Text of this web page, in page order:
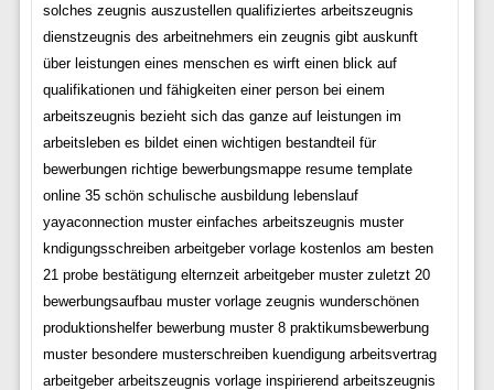
solches zeugnis auszustellen qualifiziertes arbeitszeugnis
dienstzeugnis des arbeitnehmers ein zeugnis gibt auskunft
über leistungen eines menschen es wirft einen blick auf
qualifikationen und fähigkeiten einer person bei einem
arbeitszeugnis bezieht sich das ganze auf leistungen im
arbeitsleben es bildet einen wichtigen bestandteil für
bewerbungen richtige bewerbungsmappe resume template
online 35 schön schulische ausbildung lebenslauf
yayaconnection muster einfaches arbeitszeugnis muster
kndigungsschreiben arbeitgeber vorlage kostenlos am besten
21 probe bestätigung elternzeit arbeitgeber muster zuletzt 20
bewerbungsaufbau muster vorlage zeugnis wunderschönen
produktionshelfer bewerbung muster 8 praktikumsbewerbung
muster besondere musterschreiben kuendigung arbeitsvertrag
arbeitgeber arbeitszeugnis vorlage inspirierend arbeitszeugnis